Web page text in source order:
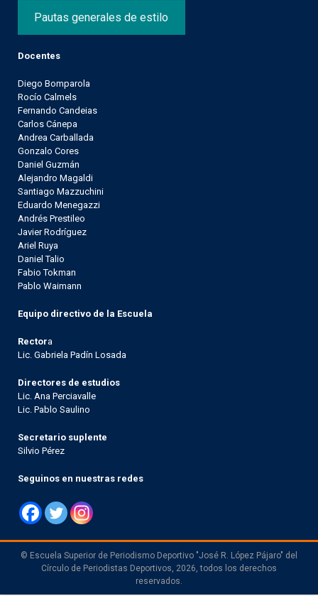
Pautas generales de estilo
Docentes
Diego Bomparola
Rocío Calmels
Fernando Candeias
Carlos Cánepa
Andrea Carballada
Gonzalo Cores
Daniel Guzmán
Alejandro Magaldi
Santiago Mazzuchini
Eduardo Menegazzi
Andrés Prestileo
Javier Rodríguez
Ariel Ruya
Daniel Talio
Fabio Tokman
Pablo Waimann
Equipo directivo de la Escuela
Rectora
Lic. Gabriela Padín Losada
Directores de estudios
Lic. Ana Perciavalle
Lic. Pablo Saulino
Secretario suplente
Silvio Pérez
Seguinos en nuestras redes
© Escuela Superior de Periodismo Deportivo "José R. López Pájaro" del
Círculo de Periodistas Deportivos, 2026, todos los derechos
reservados.